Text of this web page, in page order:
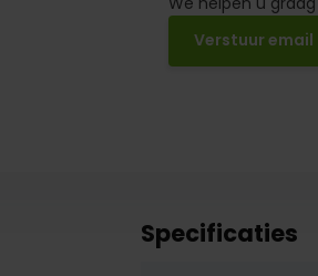
Verstuur email
Specificaties